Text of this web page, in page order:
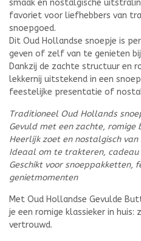
smaak en nostalgische
favoriet voor liefhebbers van
snoepgoed.
Dit Oud Hollandse snoepje is
geven of zelf van te genieten
Dankzij de zachte structuur en
lekkernij uitstekend in een
feestelijke presentatie of
Traditioneel Oud Hollands
Gevuld met een zachte,
Heerlijk zoet en nostalgisch van
Ideaal om te trakteren,
Geschikt voor snoeppakketten,
genietmomenten
Met Oud Hollandse Gevulde
je een romige klassieker in
vertrouwd.